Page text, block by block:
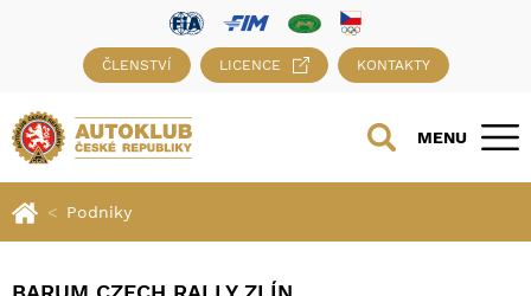
ČLENSTVÍ LICENCE KONTAKTY
MENU
Podniky